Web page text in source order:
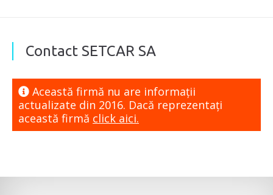
Contact SETCAR SA
Această firmă nu are informaţii
actualizate din 2016. Dacă reprezentaţi
această firmă click aici.